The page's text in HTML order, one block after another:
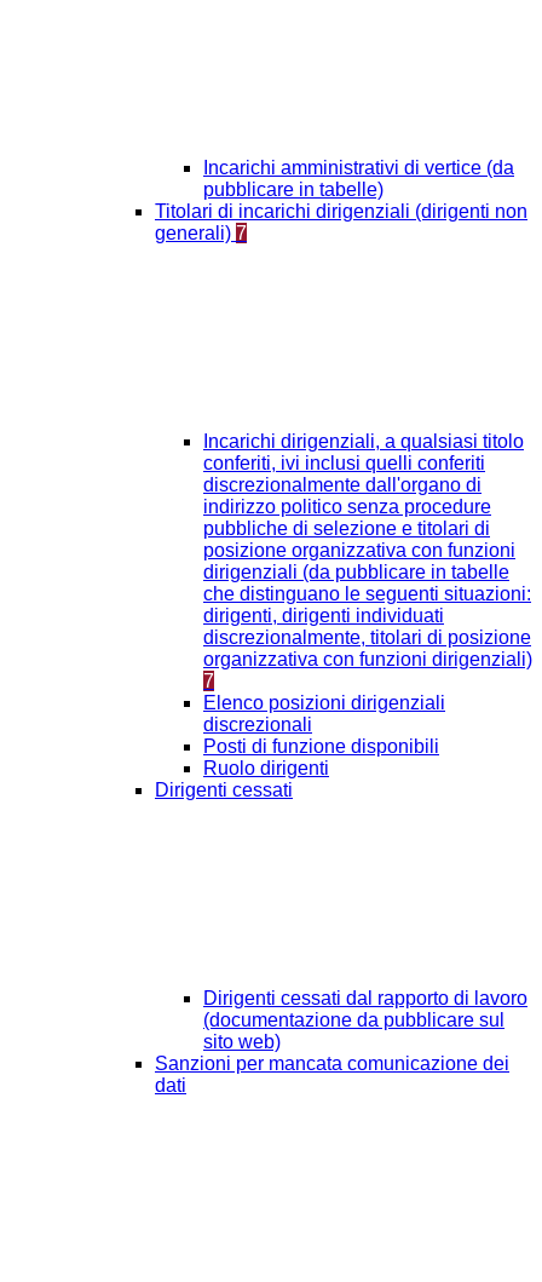
Incarichi amministrativi di vertice (da
pubblicare in tabelle)
Titolari di incarichi dirigenziali (dirigenti non
generali) 7
Incarichi dirigenziali, a qualsiasi titolo
conferiti, ivi inclusi quelli conferiti
discrezionalmente dall'organo di
indirizzo politico senza procedure
pubbliche di selezione e titolari di
posizione organizzativa con funzioni
dirigenziali (da pubblicare in tabelle
che distinguano le seguenti situazioni:
dirigenti, dirigenti individuati
discrezionalmente, titolari di posizione
organizzativa con funzioni dirigenziali)
7
Elenco posizioni dirigenziali
discrezionali
Posti di funzione disponibili
Ruolo dirigenti
Dirigenti cessati
Dirigenti cessati dal rapporto di lavoro
(documentazione da pubblicare sul
sito web)
Sanzioni per mancata comunicazione dei
dati